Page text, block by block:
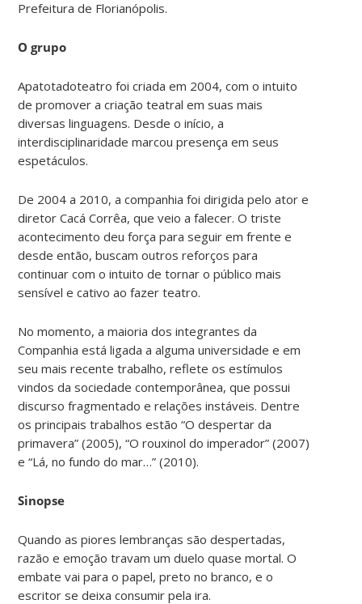
Prefeitura de Florianópolis.
O grupo
Apatotadoteatro foi criada em 2004, com o intuito
de promover a criação teatral em suas mais
diversas linguagens. Desde o início, a
interdisciplinaridade marcou presença em seus
espetáculos.
De 2004 a 2010, a companhia foi dirigida pelo ator e
diretor Cacá Corrêa, que veio a falecer. O triste
acontecimento deu força para seguir em frente e
desde então, buscam outros reforços para
continuar com o intuito de tornar o público mais
sensível e cativo ao fazer teatro.
No momento, a maioria dos integrantes da
Companhia está ligada a alguma universidade e em
seu mais recente trabalho, reflete os estímulos
vindos da sociedade contemporânea, que possui
discurso fragmentado e relações instáveis. Dentre
os principais trabalhos estão “O despertar da
primavera” (2005), “O rouxinol do imperador” (2007)
e “Lá, no fundo do mar…” (2010).
Sinopse
Quando as piores lembranças são despertadas,
razão e emoção travam um duelo quase mortal. O
embate vai para o papel, preto no branco, e o
escritor se deixa consumir pela ira.